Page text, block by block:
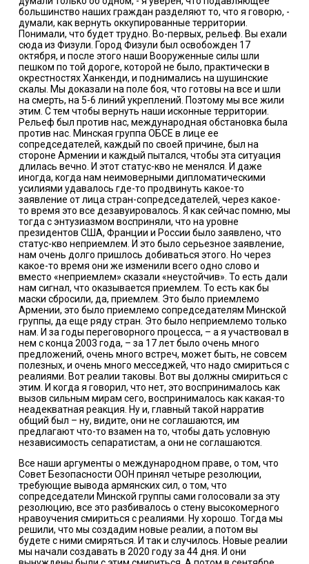
большинство наших граждан разделяют то, что я говорю, -
думали, как вернуть оккупированные территории.
Понимали, что будет трудно. Во-первых, рельеф. Вы ехали
сюда из Физули. Город Физули был освобожден 17
октября, и после этого наши Вооруженные силы шли
пешком по той дороге, которой не было, практически в
окрестностях Ханкенди, и поднимались на шушинские
скалы. Мы доказали на поле боя, что готовы на все и шли
на смерть, на 5-6 линий укреплений. Поэтому мы все жили
этим. С тем чтобы вернуть наши исконные территории.
Рельеф был против нас, международная обстановка была
против нас. Минская группа ОБСЕ в лице ее
сопредседателей, каждый по своей причине, был на
стороне Армении и каждый пытался, чтобы эта ситуация
длилась вечно. И этот статус-кво не менялся. И даже
иногда, когда нам неимоверными дипломатическими
усилиями удавалось где-то продвинуть какое-то
заявление от лица стран-сопредседателей, через какое-
то время это все дезавуировалось. Я как сейчас помню, мы
тогда с энтузиазмом восприняли, что на уровне
президентов США, Франции и России было заявлено, что
статус-кво неприемлем. И это было серьезное заявление,
нам очень долго пришлось добиваться этого. Но через
какое-то время они же изменили всего одно слово и
вместо «неприемлем» сказали «неустойчив». То есть дали
нам сигнал, что оказывается приемлем. То есть как бы
маски сбросили, да, приемлем. Это было приемлемо
Армении, это было приемлемо сопредседателям Минской
группы, да еще ряду стран. Это было неприемлемо только
нам. И за годы переговорного процесса, – а я участвовал в
нем с конца 2003 года, – за 17 лет было очень много
предложений, очень много встреч, может быть, не совсем
полезных, и очень много месседжей, что надо смириться с
реалиями. Вот реалии таковы. Вот вы должны смириться с
этим. И когда я говорил, что нет, это воспринималось как
вызов сильным мирам сего, воспринималось как какая-то
неадекватная реакция. Ну и, главный такой нарратив
общий был – ну, видите, они не соглашаются, им
предлагают что-то взамен на то, чтобы дать условную
независимость сепаратистам, а они не соглашаются.
Все наши аргументы о международном праве, о том, что
Совет Безопасности ООН принял четыре резолюции,
требующие вывода армянских сил, о том, что
сопредседатели Минской группы сами голосовали за эту
резолюцию, все это разбивалось о стену высокомерного
нравоучения смириться с реалиями. Ну хорошо. Тогда мы
решили, что мы создадим новые реалии, а потом вы
будете с ними смиряться. И так и случилось. Новые реалии
мы начали создавать в 2020 году за 44 дня. И они